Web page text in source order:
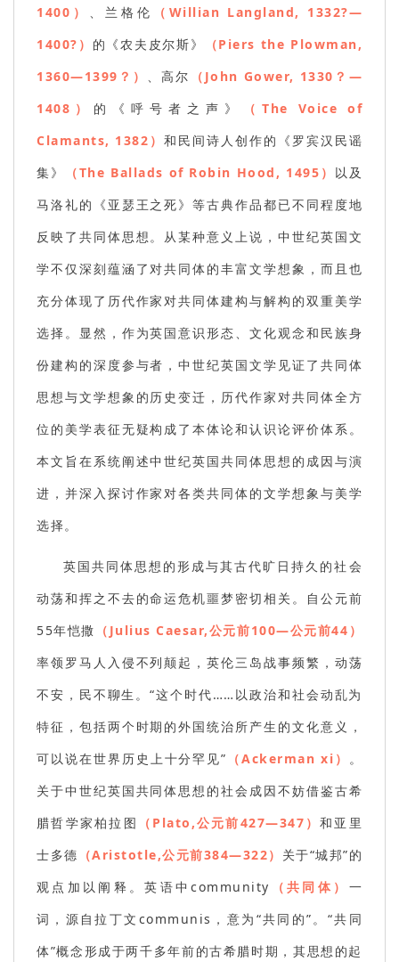
1400） 、兰格伦
（Willian Langland, 1332?—
1400?） 的《农夫皮尔斯》
（Piers the Plowman,
1360—1399？）
、高尔
（John Gower, 1330？—
1408） 的《呼号者之声》
（The Voice of
Clamants, 1382） 和民间诗人创作的《罗宾汉民谣
集》
（The Ballads of Robin Hood, 1495） 以及
马洛礼的《亚瑟王之死》等古典作品都已不同程度地
反映了共同体思想。从某种意义上说，中世纪英国文
学不仅深刻蕴涵了对共同体的丰富文学想象，而且也
充分体现了历代作家对共同体建构与解构的双重美学
选择。显然，作为英国意识形态、文化观念和民族身
份建构的深度参与者，中世纪英国文学见证了共同体
思想与文学想象的历史变迁，历代作家对共同体全方
位的美学表征无疑构成了本体论和认识论评价体系。
本文旨在系统阐述中世纪英国共同体思想的成因与演
进，并深入探讨作家对各类共同体的文学想象与美学
选择。
英国共同体思想的形成与其古代旷日持久的社会
动荡和挥之不去的命运危机噩梦密切相关。自公元前
55年恺撒 （Julius Caesar,公元前100—公元前44）
率领罗马人入侵不列颠起，英伦三岛战事频繁，动荡
不安，民不聊生。“这个时代……以政治和社会动乱为
特征，包括两个时期的外国统治所产生的文化意义，
可以说在世界历史上十分罕见” （Ackerman xi）
。
关于中世纪英国共同体思想的社会成因不妨借鉴古希
腊哲学家柏拉图
（Plato,公元前427—347） 和亚里
士多德 （Aristotle,公元前384—322） 关于“城邦”的
观点加以阐释。英语中community
（共同体） 一
词，源自拉丁文communis，意为“共同的”。“共同
体”概念形成于两千多年前的古希腊时期，其思想的起